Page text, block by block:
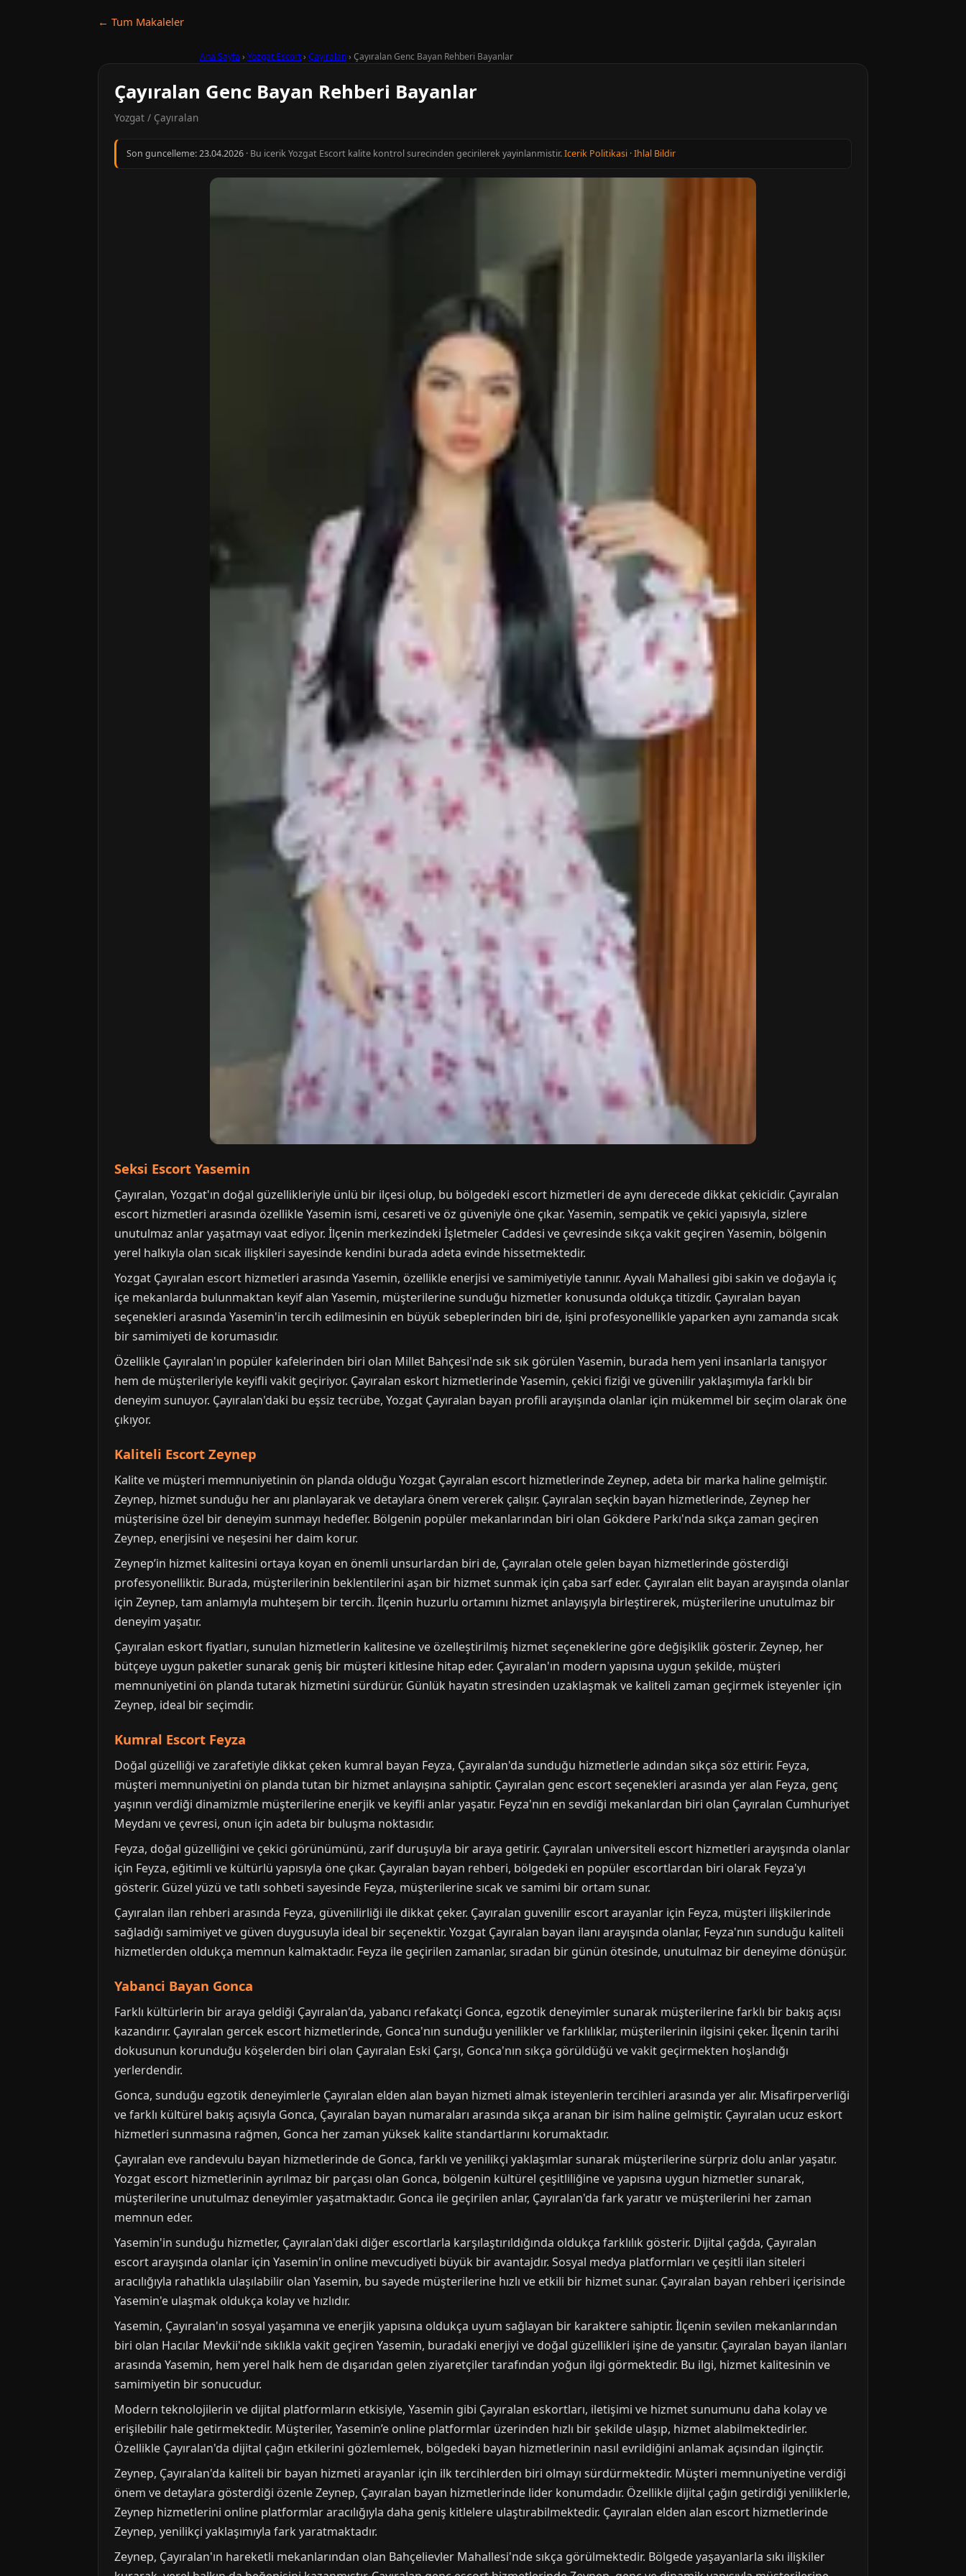
← Tum Makaleler
Ana Sayfa › Yozgat Escort› Çayıralan› Çayıralan Genc Bayan Rehberi Bayanlar
Çayıralan Genc Bayan Rehberi Bayanlar
Yozgat / Çayıralan
Son guncelleme:23.04.2026 · Bu icerik Yozgat Escort kalite kontrol surecinden gecirilerek yayinlanmistir.Icerik Politikasi ·Ihlal Bildir
Seksi Escort Yasemin
Çayıralan, Yozgat'ın doğal güzellikleriyle ünlü bir ilçesi olup, bu bölgedeki escort hizmetleri de aynı derecede dikkat çekicidir. Çayıralan
escort hizmetleri arasında özellikle Yasemin ismi, cesareti ve öz güveniyle öne çıkar. Yasemin, sempatik ve çekici yapısıyla, sizlere
unutulmaz anlar yaşatmayı vaat ediyor. İlçenin merkezindeki İşletmeler Caddesi ve çevresinde sıkça vakit geçiren Yasemin, bölgenin
yerel halkıyla olan sıcak ilişkileri sayesinde kendini burada adeta evinde hissetmektedir.
Yozgat Çayıralan escort hizmetleri arasında Yasemin, özellikle enerjisi ve samimiyetiyle tanınır. Ayvalı Mahallesi gibi sakin ve doğayla iç
içe mekanlarda bulunmaktan keyif alan Yasemin, müşterilerine sunduğu hizmetler konusunda oldukça titizdir. Çayıralan bayan
seçenekleri arasında Yasemin'in tercih edilmesinin en büyük sebeplerinden biri de, işini profesyonellikle yaparken aynı zamanda sıcak
bir samimiyeti de korumasıdır.
Özellikle Çayıralan'ın popüler kafelerinden biri olan Millet Bahçesi'nde sık sık görülen Yasemin, burada hem yeni insanlarla tanışıyor
hem de müşterileriyle keyifli vakit geçiriyor. Çayıralan eskort hizmetlerinde Yasemin, çekici fiziği ve güvenilir yaklaşımıyla farklı bir
deneyim sunuyor. Çayıralan'daki bu eşsiz tecrübe, Yozgat Çayıralan bayan profili arayışında olanlar için mükemmel bir seçim olarak öne
çıkıyor.
Kaliteli Escort Zeynep
Kalite ve müşteri memnuniyetinin ön planda olduğu Yozgat Çayıralan escort hizmetlerinde Zeynep, adeta bir marka haline gelmiştir.
Zeynep, hizmet sunduğu her anı planlayarak ve detaylara önem vererek çalışır. Çayıralan seçkin bayan hizmetlerinde, Zeynep her
müşterisine özel bir deneyim sunmayı hedefler. Bölgenin popüler mekanlarından biri olan Gökdere Parkı'nda sıkça zaman geçiren
Zeynep, enerjisini ve neşesini her daim korur.
Zeynep’in hizmet kalitesini ortaya koyan en önemli unsurlardan biri de, Çayıralan otele gelen bayan hizmetlerinde gösterdiği
profesyonelliktir. Burada, müşterilerinin beklentilerini aşan bir hizmet sunmak için çaba sarf eder. Çayıralan elit bayan arayışında olanlar
için Zeynep, tam anlamıyla muhteşem bir tercih. İlçenin huzurlu ortamını hizmet anlayışıyla birleştirerek, müşterilerine unutulmaz bir
deneyim yaşatır.
Çayıralan eskort fiyatları, sunulan hizmetlerin kalitesine ve özelleştirilmiş hizmet seçeneklerine göre değişiklik gösterir. Zeynep, her
bütçeye uygun paketler sunarak geniş bir müşteri kitlesine hitap eder. Çayıralan'ın modern yapısına uygun şekilde, müşteri
memnuniyetini ön planda tutarak hizmetini sürdürür. Günlük hayatın stresinden uzaklaşmak ve kaliteli zaman geçirmek isteyenler için
Zeynep, ideal bir seçimdir.
Kumral Escort Feyza
Doğal güzelliği ve zarafetiyle dikkat çeken kumral bayan Feyza, Çayıralan'da sunduğu hizmetlerle adından sıkça söz ettirir. Feyza,
müşteri memnuniyetini ön planda tutan bir hizmet anlayışına sahiptir. Çayıralan genc escort seçenekleri arasında yer alan Feyza, genç
yaşının verdiği dinamizmle müşterilerine enerjik ve keyifli anlar yaşatır. Feyza'nın en sevdiği mekanlardan biri olan Çayıralan Cumhuriyet
Meydanı ve çevresi, onun için adeta bir buluşma noktasıdır.
Feyza, doğal güzelliğini ve çekici görünümünü, zarif duruşuyla bir araya getirir. Çayıralan universiteli escort hizmetleri arayışında olanlar
için Feyza, eğitimli ve kültürlü yapısıyla öne çıkar. Çayıralan bayan rehberi, bölgedeki en popüler escortlardan biri olarak Feyza'yı
gösterir. Güzel yüzü ve tatlı sohbeti sayesinde Feyza, müşterilerine sıcak ve samimi bir ortam sunar.
Çayıralan ilan rehberi arasında Feyza, güvenilirliği ile dikkat çeker. Çayıralan guvenilir escort arayanlar için Feyza, müşteri ilişkilerinde
sağladığı samimiyet ve güven duygusuyla ideal bir seçenektir. Yozgat Çayıralan bayan ilanı arayışında olanlar, Feyza'nın sunduğu kaliteli
hizmetlerden oldukça memnun kalmaktadır. Feyza ile geçirilen zamanlar, sıradan bir günün ötesinde, unutulmaz bir deneyime dönüşür.
Yabanci Bayan Gonca
Farklı kültürlerin bir araya geldiği Çayıralan'da, yabancı refakatçi Gonca, egzotik deneyimler sunarak müşterilerine farklı bir bakış açısı
kazandırır. Çayıralan gercek escort hizmetlerinde, Gonca'nın sunduğu yenilikler ve farklılıklar, müşterilerinin ilgisini çeker. İlçenin tarihi
dokusunun korunduğu köşelerden biri olan Çayıralan Eski Çarşı, Gonca'nın sıkça görüldüğü ve vakit geçirmekten hoşlandığı
yerlerdendir.
Gonca, sunduğu egzotik deneyimlerle Çayıralan elden alan bayan hizmeti almak isteyenlerin tercihleri arasında yer alır. Misafirperverliği
ve farklı kültürel bakış açısıyla Gonca, Çayıralan bayan numaraları arasında sıkça aranan bir isim haline gelmiştir. Çayıralan ucuz eskort
hizmetleri sunmasına rağmen, Gonca her zaman yüksek kalite standartlarını korumaktadır.
Çayıralan eve randevulu bayan hizmetlerinde de Gonca, farklı ve yenilikçi yaklaşımlar sunarak müşterilerine sürpriz dolu anlar yaşatır.
Yozgat escort hizmetlerinin ayrılmaz bir parçası olan Gonca, bölgenin kültürel çeşitliliğine ve yapısına uygun hizmetler sunarak,
müşterilerine unutulmaz deneyimler yaşatmaktadır. Gonca ile geçirilen anlar, Çayıralan'da fark yaratır ve müşterilerini her zaman
memnun eder.
Yasemin'in sunduğu hizmetler, Çayıralan'daki diğer escortlarla karşılaştırıldığında oldukça farklılık gösterir. Dijital çağda, Çayıralan
escort arayışında olanlar için Yasemin'in online mevcudiyeti büyük bir avantajdır. Sosyal medya platformları ve çeşitli ilan siteleri
aracılığıyla rahatlıkla ulaşılabilir olan Yasemin, bu sayede müşterilerine hızlı ve etkili bir hizmet sunar. Çayıralan bayan rehberi içerisinde
Yasemin'e ulaşmak oldukça kolay ve hızlıdır.
Yasemin, Çayıralan'ın sosyal yaşamına ve enerjik yapısına oldukça uyum sağlayan bir karaktere sahiptir. İlçenin sevilen mekanlarından
biri olan Hacılar Mevkii'nde sıklıkla vakit geçiren Yasemin, buradaki enerjiyi ve doğal güzellikleri işine de yansıtır. Çayıralan bayan ilanları
arasında Yasemin, hem yerel halk hem de dışarıdan gelen ziyaretçiler tarafından yoğun ilgi görmektedir. Bu ilgi, hizmet kalitesinin ve
samimiyetin bir sonucudur.
Modern teknolojilerin ve dijital platformların etkisiyle, Yasemin gibi Çayıralan eskortları, iletişimi ve hizmet sunumunu daha kolay ve
erişilebilir hale getirmektedir. Müşteriler, Yasemin’e online platformlar üzerinden hızlı bir şekilde ulaşıp, hizmet alabilmektedirler.
Özellikle Çayıralan'da dijital çağın etkilerini gözlemlemek, bölgedeki bayan hizmetlerinin nasıl evrildiğini anlamak açısından ilginçtir.
Zeynep, Çayıralan'da kaliteli bir bayan hizmeti arayanlar için ilk tercihlerden biri olmayı sürdürmektedir. Müşteri memnuniyetine verdiği
önem ve detaylara gösterdiği özenle Zeynep, Çayıralan bayan hizmetlerinde lider konumdadır. Özellikle dijital çağın getirdiği yeniliklerle,
Zeynep hizmetlerini online platformlar aracılığıyla daha geniş kitlelere ulaştırabilmektedir. Çayıralan elden alan escort hizmetlerinde
Zeynep, yenilikçi yaklaşımıyla fark yaratmaktadır.
Zeynep, Çayıralan'ın hareketli mekanlarından olan Bahçelievler Mahallesi'nde sıkça görülmektedir. Bölgede yaşayanlarla sıkı ilişkiler